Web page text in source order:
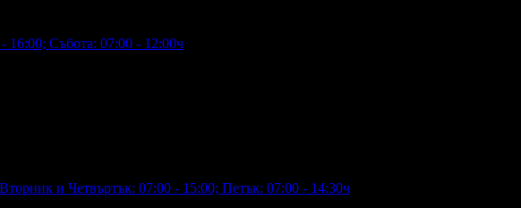
16:00; Събота: 07:00 - 12:00ч
и Четвъртък: 07:00 - 15:00; Петък: 07:00 - 14:30ч